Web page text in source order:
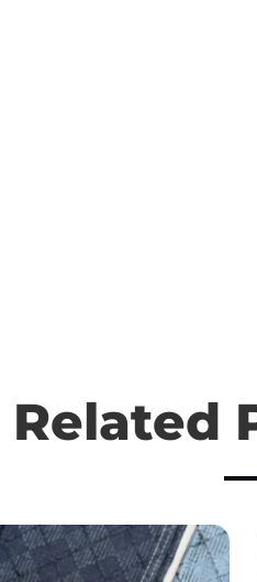
Related